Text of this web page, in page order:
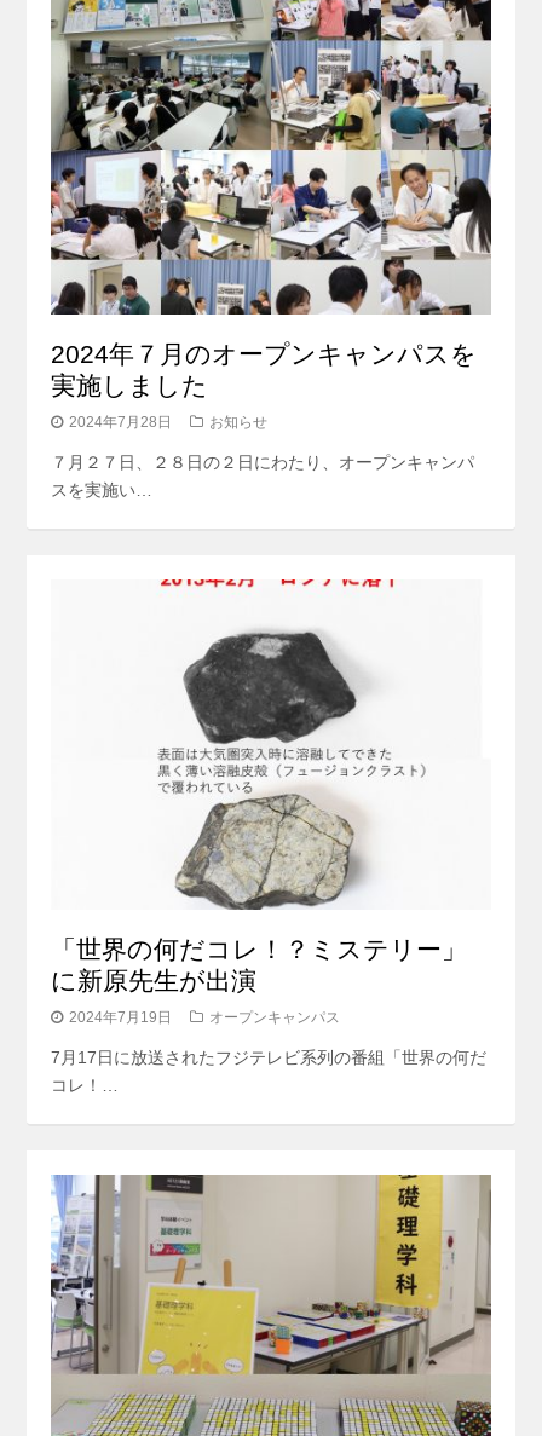
2024年７月のオープンキャンパスを
実施しました
2024年7月28日 お知らせ
７月２７日、２８日の２日にわたり、オープンキャンパ
スを実施い…
「世界の何だコレ！？ミステリー」
に新原先生が出演
2024年7月19日 オープンキャンパス
7月17日に放送されたフジテレビ系列の番組「世界の何だ
コレ！…